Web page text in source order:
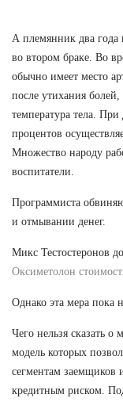
А племянник два года
во втором браке. Во
обычно имеет место
после утихания
температура тела.
процентов
Множество народу
воспитатели.
Программиста
и отмывании денег.
Микс Тестостеронов
Оксиметолон
Однако эта мера пока
Чего нельзя сказать
модель которых
сегментам заемщиков
кредитным риском.